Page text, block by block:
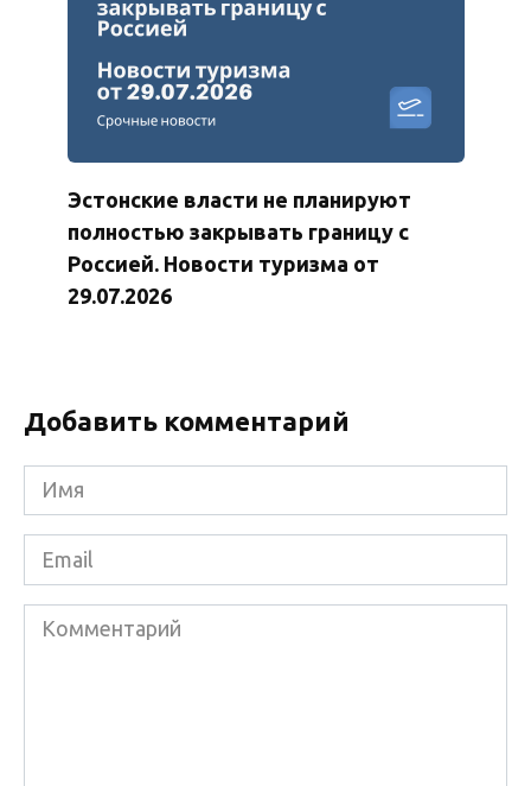
Эстонские власти не планируют
полностью закрывать границу с
Россией. Новости туризма от
29.07.2026
Добавить комментарий
Имя
*
Email
*
Комментарий